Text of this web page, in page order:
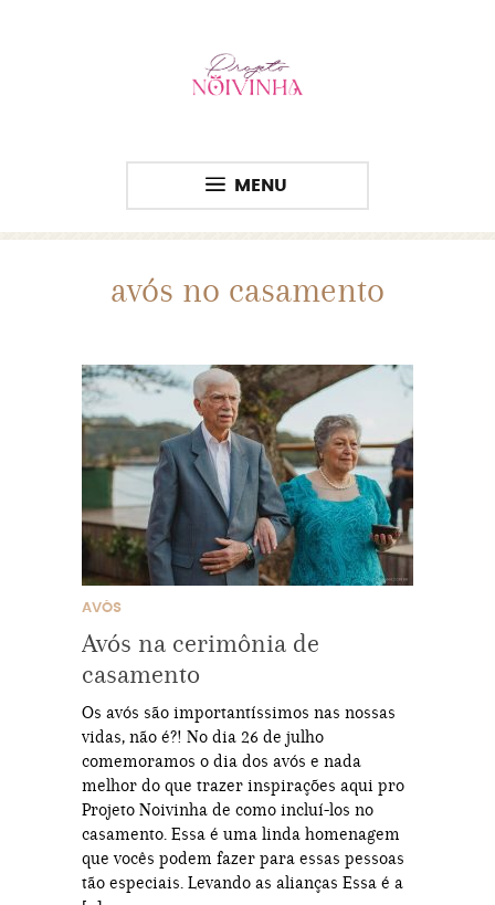
MENU
avós no casamento
AVÓS
Avós na cerimônia de
casamento
Os avós são importantíssimos nas nossas
vidas, não é?! No dia 26 de julho
comemoramos o dia dos avós e nada
melhor do que trazer inspirações aqui pro
Projeto Noivinha de como incluí-los no
casamento. Essa é uma linda homenagem
que vocês podem fazer para essas pessoas
tão especiais. Levando as alianças Essa é a